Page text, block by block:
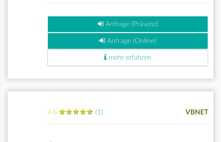
Anfrage (Präsenz)
Anfrage (Online)
mehr erfahren
4.8 ★★★★★
★★★★★ (1) VBNET